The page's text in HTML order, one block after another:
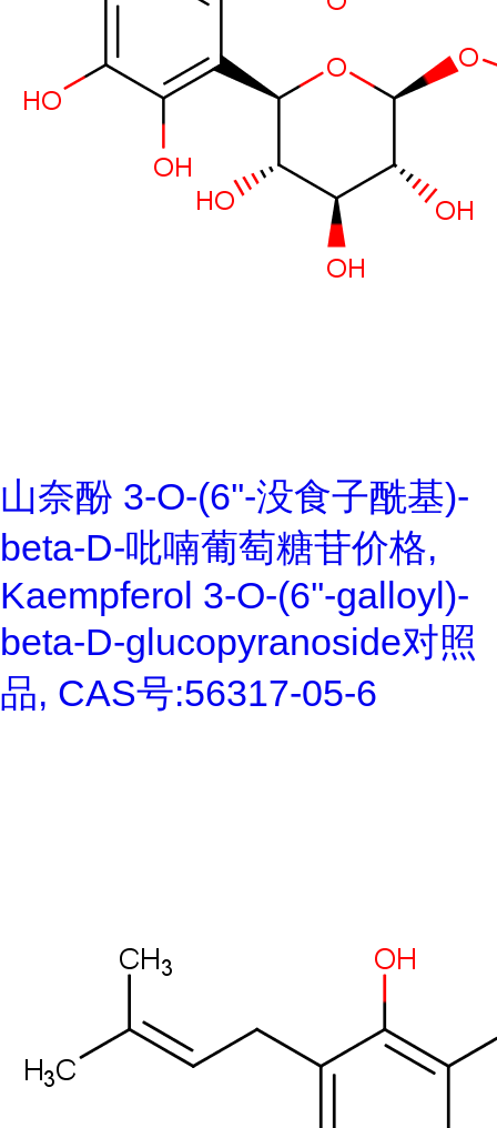
山奈酚 3-O-(6''-没食子酰基)-
beta-D-吡喃葡萄糖苷价格,
Kaempferol 3-O-(6''-galloyl)-
beta-D-glucopyranoside对照
品, CAS号:56317-05-6